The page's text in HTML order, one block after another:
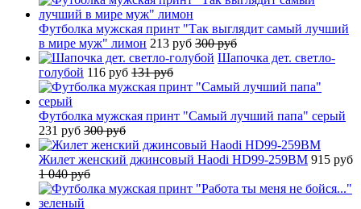
Футболка мужская принт "Так выглядит самый лучший
в мире муж" лимон 213 руб 300 руб
Шапочка дет. светло-
голубой 116 руб 131 руб
Футболка мужская принт "Самый лучший папа" серый
231 руб 300 руб
Жилет женский джинсовый Haodi HD99-259BM 915 руб
1 040 руб